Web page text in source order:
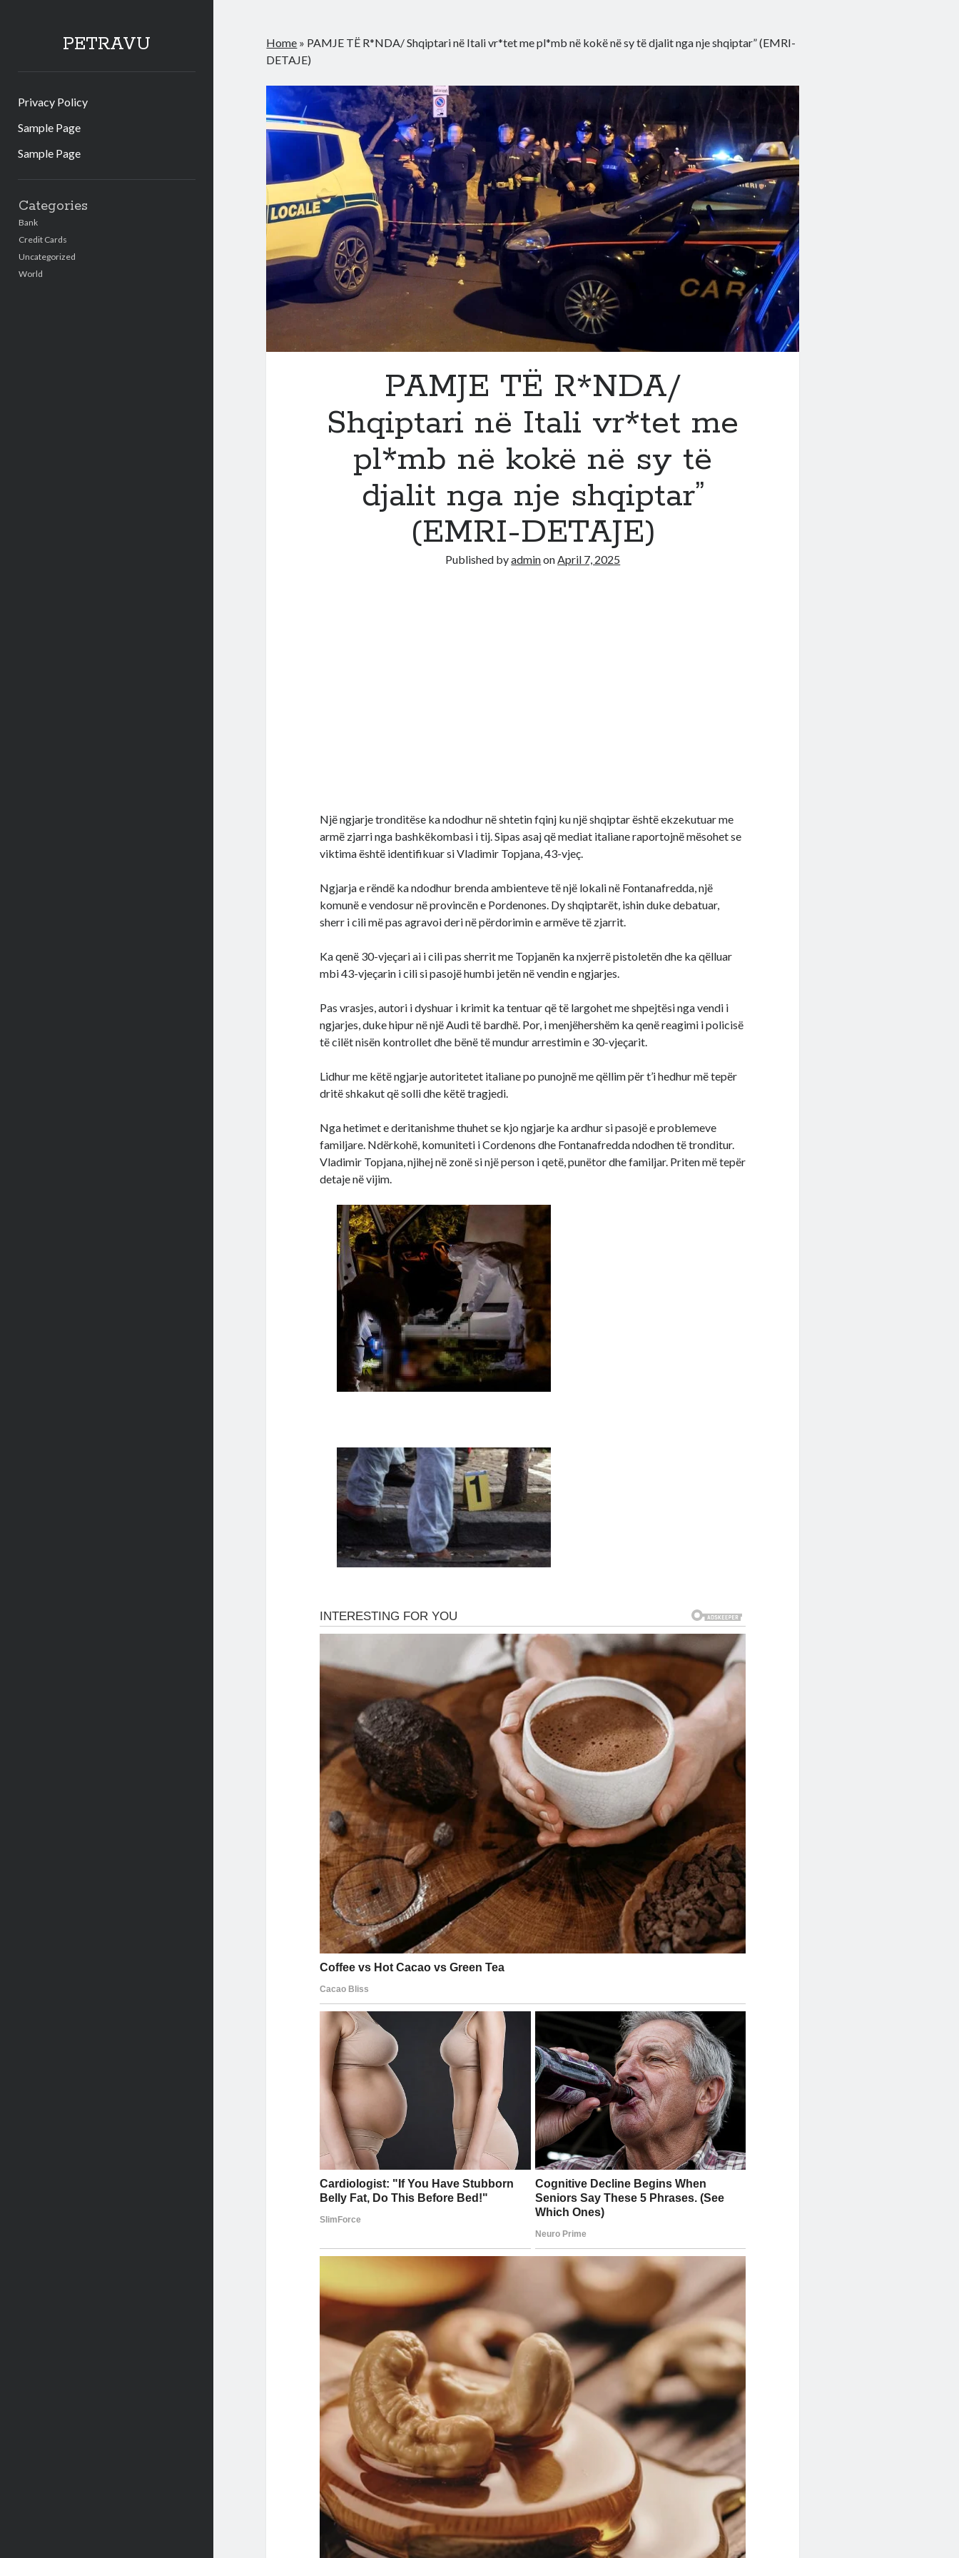
PETRAVU
Privacy Policy
Sample Page
Sample Page
Categories
Bank
Credit Cards
Uncategorized
World
Home » PAMJE TË R*NDA/ Shqiptari në Itali vr*tet me pl*mb në kokë në sy të djalit nga nje shqiptar” (EMRI-
DETAJE)
PAMJE TË R*NDA/
Shqiptari në Itali vr*tet me
pl*mb në kokë në sy të
djalit nga nje shqiptar”
(EMRI-DETAJE)
Published byadminonApril 7, 2025
Një ngjarje tronditëse ka ndodhur në shtetin fqinj ku një shqiptar është ekzekutuar me
armë zjarri nga bashkëkombasi i tij. Sipas asaj që mediat italiane raportojnë mësohet se
viktima është identifikuar si Vladimir Topjana, 43-vjeç.
Ngjarja e rëndë ka ndodhur brenda ambienteve të një lokali në Fontanafredda, një
komunë e vendosur në provincën e Pordenones. Dy shqiptarët, ishin duke debatuar,
sherr i cili më pas agravoi deri në përdorimin e armëve të zjarrit.
Ka qenë 30-vjeçari ai i cili pas sherrit me Topjanën ka nxjerrë pistoletën dhe ka qëlluar
mbi 43-vjeçarin i cili si pasojë humbi jetën në vendin e ngjarjes.
Pas vrasjes, autori i dyshuar i krimit ka tentuar që të largohet me shpejtësi nga vendi i
ngjarjes, duke hipur në një Audi të bardhë. Por, i menjëhershëm ka qenë reagimi i policisë
të cilët nisën kontrollet dhe bënë të mundur arrestimin e 30-vjeçarit.
Lidhur me këtë ngjarje autoritetet italiane po punojnë me qëllim për t’i hedhur më tepër
dritë shkakut që solli dhe këtë tragjedi.
Nga hetimet e deritanishme thuhet se kjo ngjarje ka ardhur si pasojë e problemeve
familjare. Ndërkohë, komuniteti i Cordenons dhe Fontanafredda ndodhen të tronditur.
Vladimir Topjana, njihej në zonë si një person i qetë, punëtor dhe familjar. Priten më tepër
detaje në vijim.